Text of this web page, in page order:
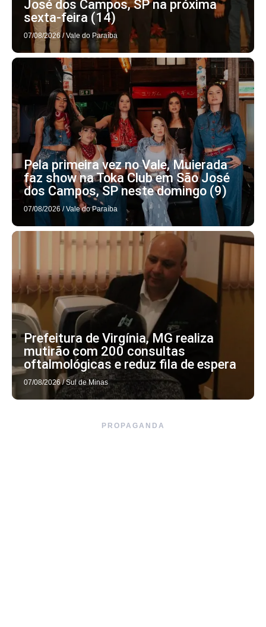
José dos Campos, SP na próxima
sexta-feira (14)
07/08/2026 / Vale do Paraíba
Pela primeira vez no Vale, Muierada
faz show na Toka Club em São José
dos Campos, SP neste domingo (9)
07/08/2026 / Vale do Paraíba
Prefeitura de Virgínia, MG realiza
mutirão com 200 consultas
oftalmológicas e reduz fila de espera
07/08/2026 / Sul de Minas
PROPAGANDA